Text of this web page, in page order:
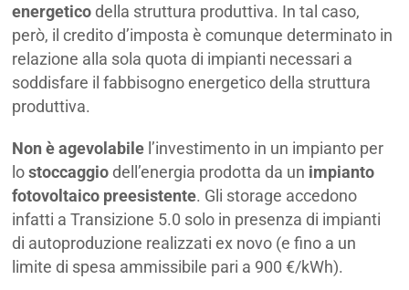
energetico della struttura produttiva. In tal caso,
però, il credito d’imposta è comunque determinato in
relazione alla sola quota di impianti necessari a
soddisfare il fabbisogno energetico della struttura
produttiva.
Non è agevolabile l’investimento in un impianto per
lostoccaggio dell’energia prodotta da un impianto
fotovoltaico preesistente. Gli storage accedono
infatti a Transizione 5.0 solo in presenza di impianti
di autoproduzione realizzati ex novo (e fino a un
limite di spesa ammissibile pari a 900 €/kWh).